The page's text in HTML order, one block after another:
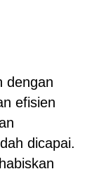
dengan
efisien
dicapai.